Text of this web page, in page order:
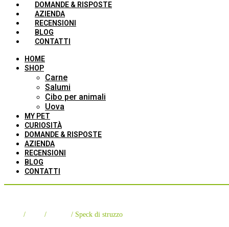
DOMANDE & RISPOSTE
AZIENDA
RECENSIONI
BLOG
CONTATTI
HOME
SHOP
Carne
Salumi
Cibo per animali
Uova
MY PET
CURIOSITÀ
DOMANDE & RISPOSTE
AZIENDA
RECENSIONI
BLOG
CONTATTI
/ / / Speck di struzzo